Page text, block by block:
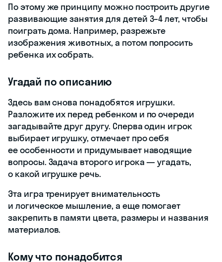
По этому же принципу можно построить другие
развивающие занятия для детей 3–4 лет, чтобы
поиграть дома. Например, разрежьте
изображения животных, а потом попросить
ребенка их собрать.
Угадай по описанию
Здесь вам снова понадобятся игрушки.
Разложите их перед ребенком и по очереди
загадывайте друг другу. Сперва один игрок
выбирает игрушку, отмечает про себя
ее особенности и придумывает наводящие
вопросы. Задача второго игрока — угадать,
о какой игрушке речь.
Эта игра тренирует внимательность
и логическое мышление, а еще помогает
закрепить в памяти цвета, размеры и названия
материалов.
Кому что понадобится